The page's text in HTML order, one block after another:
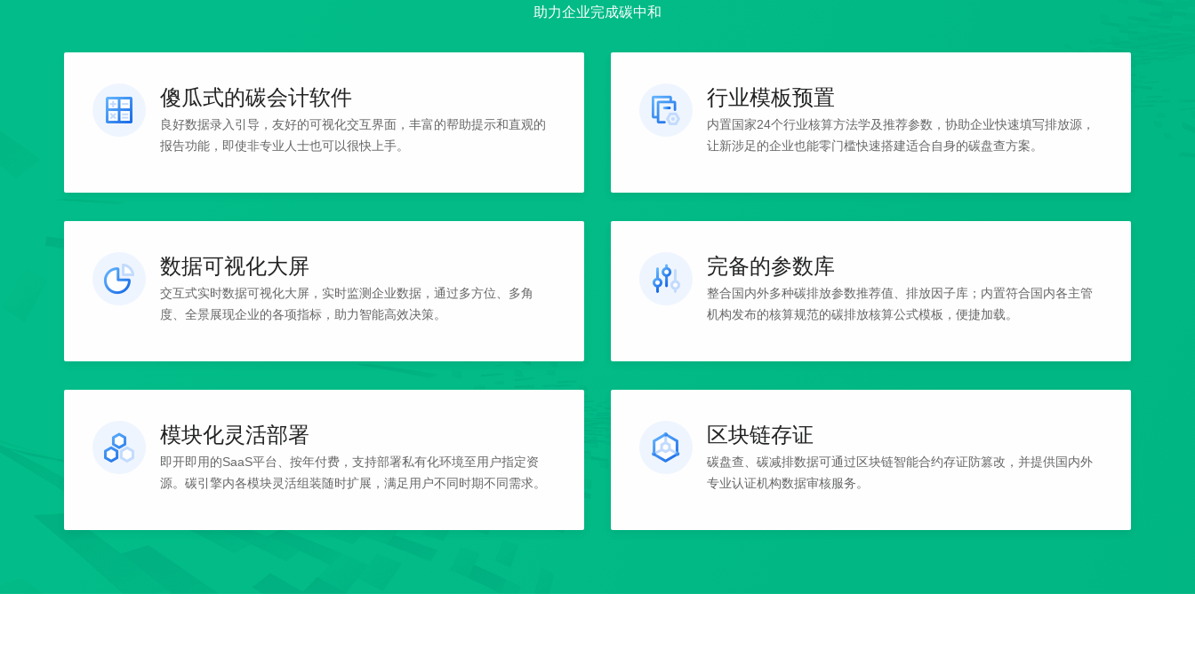
助力企业完成碳中和
傻瓜式的碳会计软件
良好数据录入引导，友好的可视化交互界面，丰富的帮助提示和直观的
报告功能，即使非专业人士也可以很快上手。
行业模板预置
内置国家24个行业核算方法学及推荐参数，协助企业快速填写排放源，
让新涉足的企业也能零门槛快速搭建适合自身的碳盘查方案。
数据可视化大屏
交互式实时数据可视化大屏，实时监测企业数据，通过多方位、多角
度、全景展现企业的各项指标，助力智能高效决策。
完备的参数库
整合国内外多种碳排放参数推荐值、排放因子库；内置符合国内各主管
机构发布的核算规范的碳排放核算公式模板，便捷加载。
模块化灵活部署
即开即用的SaaS平台、按年付费，支持部署私有化环境至用户指定资
源。碳引擎内各模块灵活组装随时扩展，满足用户不同时期不同需求。
区块链存证
碳盘查、碳减排数据可通过区块链智能合约存证防篡改，并提供国内外
专业认证机构数据审核服务。